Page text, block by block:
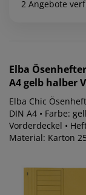
2 Angebote
Elba
A4 gelb halber
Elba Chic
DIN A4 • Farbe:
Vorderdeckel •
Material: Karton